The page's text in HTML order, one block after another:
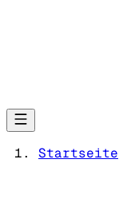
Startseite